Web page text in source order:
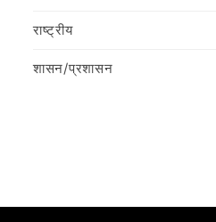
राष्ट्रीय
शासन/प्रशासन